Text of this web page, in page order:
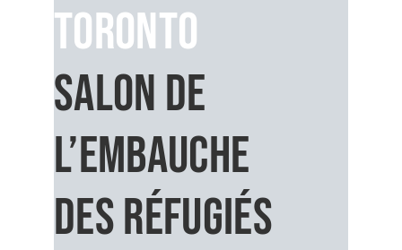
Toronto
Salon de
l’embauche
des réfugiés